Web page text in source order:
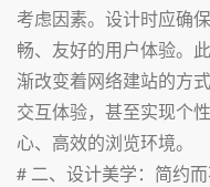
考虑因素。设计时应确
畅、友好的用户体验。
渐改变着网络建站的方
交互体验，甚至实现个
心、高效的浏览环境。
# 二、设计美学：简约